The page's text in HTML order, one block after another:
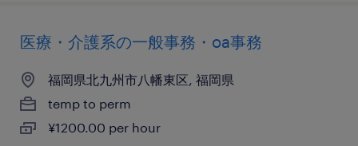
医療・介護系の一般事務・oa事務
福岡県北九州市八幡東区, 福岡県
temp to perm
¥1200.00 per hour